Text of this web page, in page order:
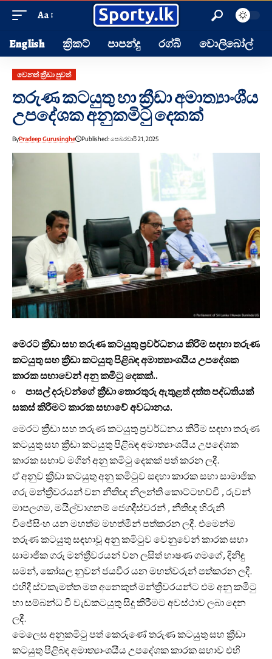
Aa
English ක්‍රිකට් පාපන්දු රග්බි වොලිබෝල්
වෙනත් ක්‍රීඩා පුවත්
තරුණ කටයුතු හා ක්‍රීඩා අමාත්‍යාංශීය
උපදේශක අනුකමිටු දෙකක්
ByPradeep Gurusinghe Published: පෙබරවාරි 21, 2025
මෙරට ක්‍රීඩා සහ තරුණ කටයුතු ප්‍රවර්ධනය කිරීම සඳහා තරුණ
කටයුතු සහ ක්‍රීඩා කටයුතු පිළිබඳ අමාත්‍යාංශයීය උපදේශක
කාරක සභාවෙන් අනු කමිටු දෙකක්..
පාසල් දරුවන්ගේ ක්‍රීඩා තොරතුරු ඇතුළත් දත්ත පද්ධතියක්
සකස් කිරීමට කාරක සභාවේ අවධානය.
මෙරට ක්‍රීඩා සහ තරුණ කටයුතු ප්‍රවර්ධනය කිරීම සඳහා තරුණ
කටයුතු සහ ක්‍රීඩා කටයුතු පිළිබඳ අමාත්‍යාංශයීය උපදේශක
කාරක සභාව මගින් අනු කමිටු දෙකක් පත් කරන ලදී.
ඒ අනුව ක්‍රීඩා කටයුතු අනු කමිටුව සඳහා කාරක සභා සාමාජික
ගරු මන්ත්‍රීවරයන් වන නීතිඥ නිලන්ති කොට්ටහච්චි , රුවන්
මාපලගම, මයිල්වාගනම් ජෙගදීස්වරන් , නීතිඥ හිරුනි
විජේසිංහ යන මහත්ම මහත්මීන් පත්කරන ලදී. එමෙන්ම
තරුණ කටයුතු සඳහාවූ අනු කමිටුව වෙනුවෙන් කාරක සභා
සාමාජික ගරු මන්ත්‍රීවරයන් වන ලසිත් භාෂණ ගමගේ, දිනිඳු
සමන්, කෝසල නුවන් ජයවීර යන මහත්වරුන් පත්කරන ලදී.
එහිදී ස්වකැමත්ත මත අනෙකුත් මන්ත්‍රීවරයන්ට එම අනු කමිටු
හා සම්බන්ධ වී වැඩකටයුතු සිදු කිරීමට අවස්ථාව ලබා දෙන
ලදී.
මෙලෙස අනුකමිටු පත් කෙරුණේ තරුණ කටයුතු සහ ක්‍රීඩා
කටයුතු පිළිබඳ අමාත්‍යාංශයීය උපදේශක කාරක සභාව එහි